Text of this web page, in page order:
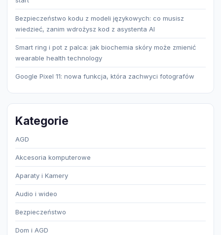
Bezpieczeństwo kodu z modeli językowych: co musisz
wiedzieć, zanim wdrożysz kod z asystenta AI
Smart ring i pot z palca: jak biochemia skóry może zmienić
wearable health technology
Google Pixel 11: nowa funkcja, która zachwyci fotografów
Kategorie
AGD
Akcesoria komputerowe
Aparaty i Kamery
Audio i wideo
Bezpieczeństwo
Dom i AGD